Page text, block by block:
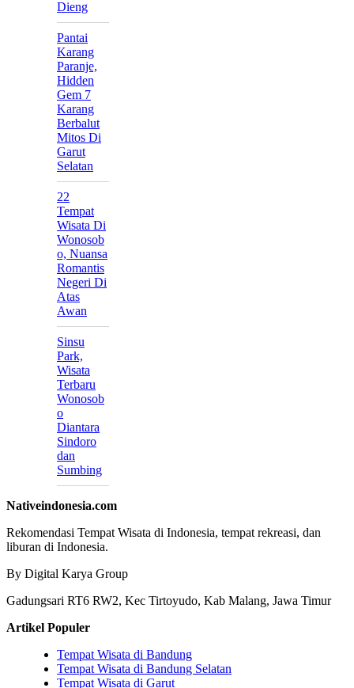
Dieng
Pantai
Karang
Paranje,
Hidden
Gem 7
Karang
Berbalut
Mitos Di
Garut
Selatan
22
Tempat
Wisata Di
Wonosob
o, Nuansa
Romantis
Negeri Di
Atas
Awan
Sinsu
Park,
Wisata
Terbaru
Wonosob
o
Diantara
Sindoro
dan
Sumbing
Nativeindonesia.com
Rekomendasi Tempat Wisata di Indonesia, tempat rekreasi, dan
liburan di Indonesia.
By Digital Karya Group
Gadungsari RT6 RW2, Kec Tirtoyudo, Kab Malang, Jawa Timur
Artikel Populer
Tempat Wisata di Bandung
Tempat Wisata di Bandung Selatan
Tempat Wisata di Garut